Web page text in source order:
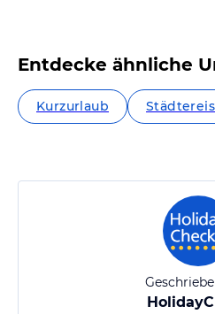
Entdecke ähnliche
Kurzurlaub